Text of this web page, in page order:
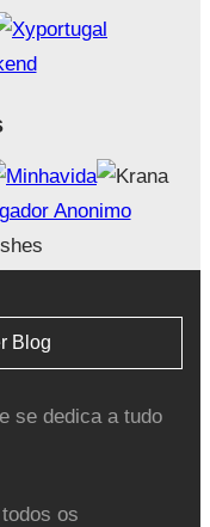
Blog
se dedica a tudo
os